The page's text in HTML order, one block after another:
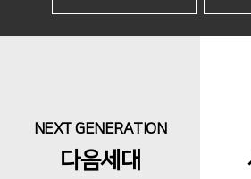
NEXT GENERATION
다음세대